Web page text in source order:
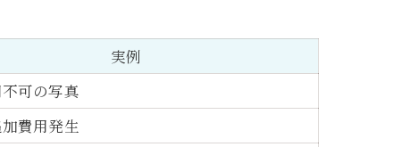
実例
可の写真
費用発生